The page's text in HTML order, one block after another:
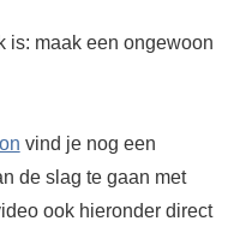
is: maak een ongewoon
vind je nog een
de slag te gaan met
ook hieronder direct